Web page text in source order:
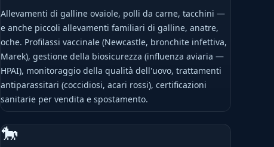
Allevamenti di galline ovaiole, polli da carne, tacchini —
e anche piccoli allevamenti familiari di galline, anatre,
oche. Profilassi vaccinale (Newcastle, bronchite infettiva,
Marek), gestione della biosicurezza (influenza aviaria —
HPAI), monitoraggio della qualità dell'uovo, trattamenti
antiparassitari (coccidiosi, acari rossi), certificazioni
sanitarie per vendita e spostamento.
🐎